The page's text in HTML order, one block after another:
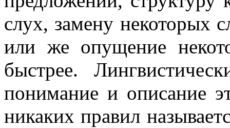
слух, замену некоторых
или же опущение
быстрее.
понимание и описание
никаких правил